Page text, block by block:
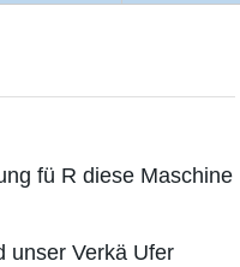
fü R diese Maschine
unser Verkä Ufer